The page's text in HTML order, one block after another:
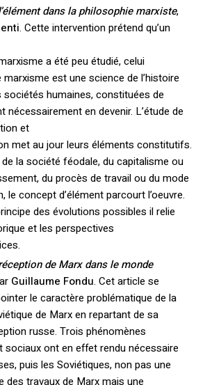
dans la philosophie marxiste,
. Cette intervention prétend qu’un
a été peu étudié, celui
marxisme est une science de l’histoire
sociétés humaines, constituées de
nécessairement en devenir. L’étude de
et
met au jour leurs éléments constitutifs.
de la société féodale, du capitalisme ou
du procès de travail ou du mode
le concept d’élément parcourt l’oeuvre.
des évolutions possibles il relie
et les perspectives
de Marx dans le monde
Guillaume Fondu. Cet article se
le caractère problématique de la
de Marx en repartant de sa
russe. Trois phénomènes
sociaux ont en effet rendu nécessaire
puis les Soviétiques, non pas une
des travaux de Marx mais une